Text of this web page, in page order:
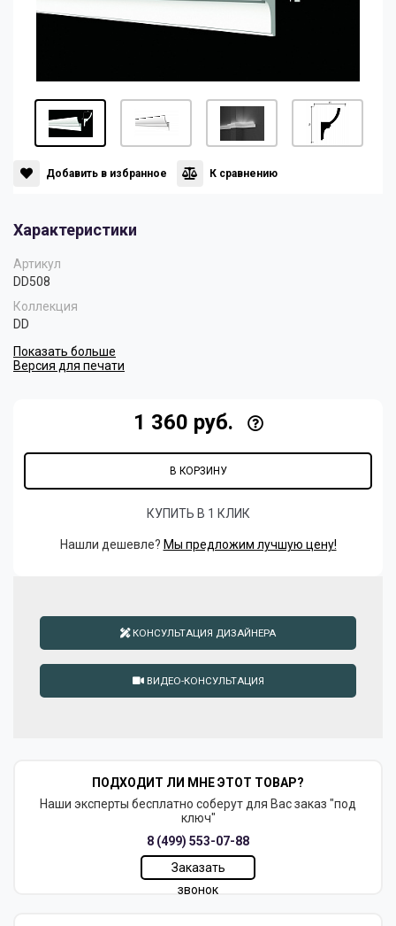
Панели
Плинтусы
Мрамор
Султан
Добавить в избранное К сравнению
Характеристики
Артикул
DD508
Коллекция
DD
Показать больше
Версия для печати
1 360 руб.
В КОРЗИНУ
КУПИТЬ В 1 КЛИК
Нашли дешевле? Мы предложим лучшую цену!
КОНСУЛЬТАЦИЯ ДИЗАЙНЕРА
ВИДЕО-КОНСУЛЬТАЦИЯ
ПОДХОДИТ ЛИ МНЕ ЭТОТ ТОВАР?
Наши эксперты бесплатно соберут для Вас заказ "под
ключ"
8 (499) 553-07-88
Заказать
звонок